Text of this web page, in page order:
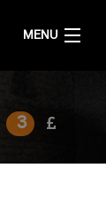
MENU
3